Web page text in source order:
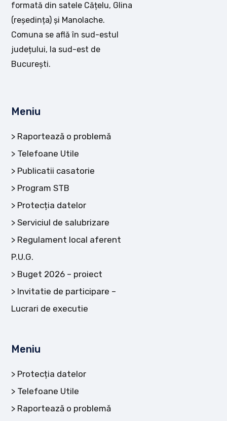
formată din satele Cățelu, Glina
(reședința) și Manolache.
Comuna se află în sud-estul
județului, la sud-est de
București.
Meniu
Raportează o problemă
Telefoane Utile
Publicatii casatorie
Program STB
Protecția datelor
Serviciul de salubrizare
Regulament local aferent
P.U.G.
Buget 2026 – proiect
Invitatie de participare –
Lucrari de executie
Meniu
Protecția datelor
Telefoane Utile
Raportează o problemă